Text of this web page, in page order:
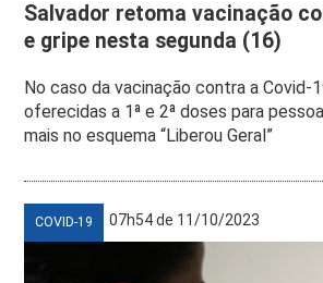
Salvador retoma vacinação
e gripe nesta segunda (16)
No caso da vacinação contra a Covid-
oferecidas a 1ª e 2ª doses para
mais no esquema “Liberou Geral”
COVID-19 07h54 de 11/10/2023